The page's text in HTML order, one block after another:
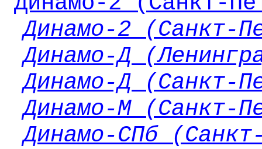
Динамо-2 (Санкт-
Динамо-Д
Динамо-Д (Санкт-
Динамо-М (Санкт-
Динамо-СПб